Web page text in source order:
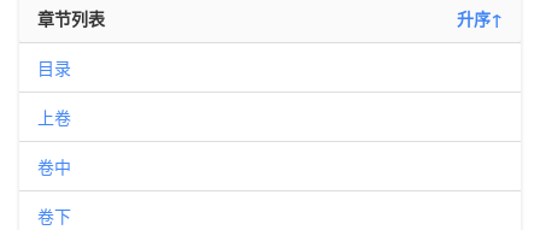
章节列表 升序↑
目录
上卷
卷中
卷下